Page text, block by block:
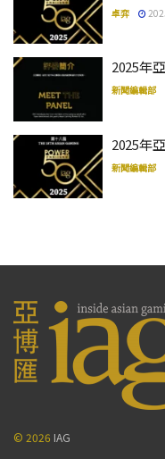
卓弈
2025年
新聞編輯部
2025年
新聞編輯部
© 2026 IAG